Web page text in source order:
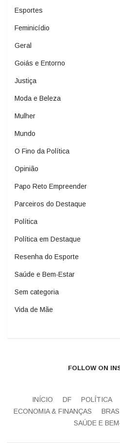
Esportes
Feminicídio
Geral
Goiás e Entorno
Justiça
Moda e Beleza
Mulher
Mundo
O Fino da Política
Opinião
Papo Reto Empreender
Parceiros do Destaque
Política
Política em Destaque
Resenha do Esporte
Saúde e Bem-Estar
Sem categoria
Vida de Mãe
FOLLOW ON
INÍCIO DF POLÍTICA
ECONOMIA & FINANÇAS
SAÚDE E